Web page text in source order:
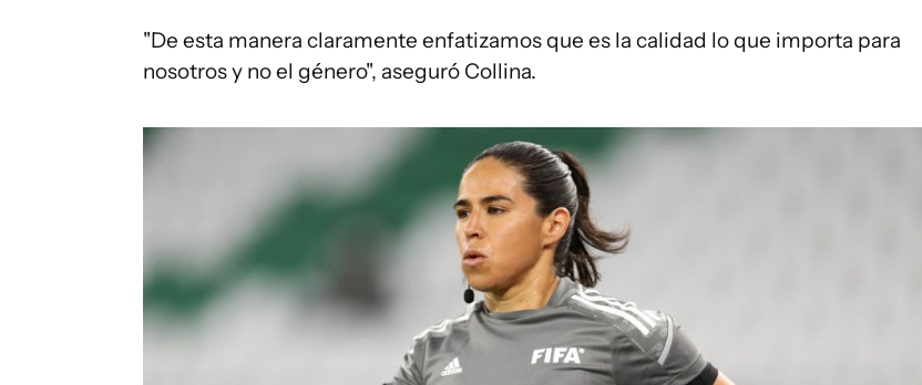
"De esta manera claramente enfatizamos que es la calidad lo que importa para
nosotros y no el género", aseguró Collina.